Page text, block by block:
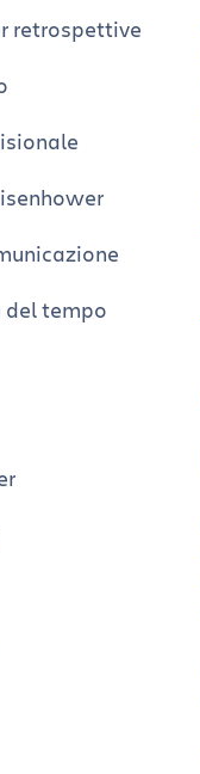
il
con Atlassian
usare
Confluence
retrospettive
del tempo